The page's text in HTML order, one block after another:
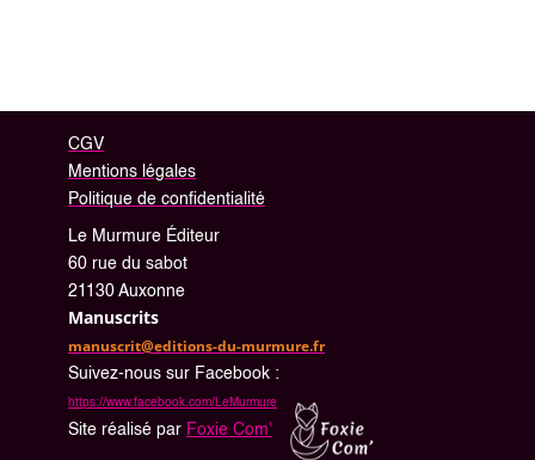
Le Murmure Éditeur
60 rue du sabot
21130 Auxonne
Manuscrits
manuscrit@editions-du-murmure.fr
Suivez-nous sur Facebook :
https://www.facebook.com/LeMurmure
Site réalisé par Foxie Com'
CGV
Mentions légales
Politique de confidentialité